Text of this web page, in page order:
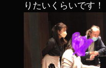
りたいくらいです！